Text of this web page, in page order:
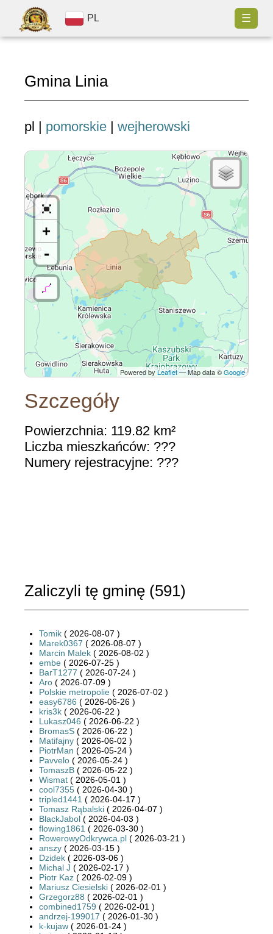
PL ☰
Gmina Linia
pl | pomorskie | wejherowski
+
-
Powered byLeaflet— Map data ©Google
Szczegóły
Powierzchnia: 119.82 km²
Liczba mieszkańców: ???
Numery rejestracyjne: ???
Zaliczyli tę gminę (591)
Tomik ( 2026-08-07 )
Marek0367 ( 2026-08-07 )
Marcin Malek ( 2026-08-02 )
embe ( 2026-07-25 )
BarT1277 ( 2026-07-24 )
Aro ( 2026-07-09 )
Polskie metropolie ( 2026-07-02 )
easy6786 ( 2026-06-26 )
kris3k ( 2026-06-22 )
Lukasz046 ( 2026-06-22 )
BromasS ( 2026-06-22 )
Matifajny ( 2026-06-02 )
PiotrMan ( 2026-05-24 )
Pavvelo ( 2026-05-24 )
TomaszB ( 2026-05-22 )
Wismat ( 2026-05-01 )
cool7355 ( 2026-04-30 )
tripled1441 ( 2026-04-17 )
Tomasz Rąbalski ( 2026-04-07 )
BlackJabol ( 2026-04-03 )
flowing1861 ( 2026-03-30 )
RowerowyOdkrywca.pl ( 2026-03-21 )
anszy ( 2026-03-15 )
Dzidek ( 2026-03-06 )
Michal J ( 2026-02-17 )
Piotr Kaz ( 2026-02-09 )
Mariusz Ciesielski ( 2026-02-01 )
Grzegorz88 ( 2026-02-01 )
combined1759 ( 2026-02-01 )
andrzej-199017 ( 2026-01-30 )
k-kujaw ( 2026-01-24 )